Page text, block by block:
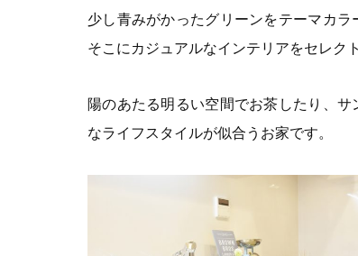
少し青みがかったグリーンをテーマカラ
そこにカジュアルなインテリアをセレク
陽のあたる明るい空間でお茶したり、
なライフスタイルが似合うお家です。